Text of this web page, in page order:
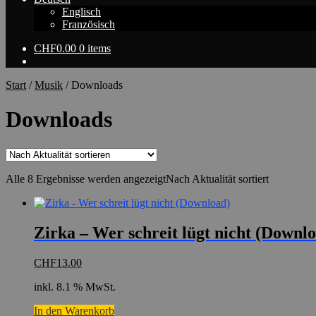
Englisch
Französisch
CHF0.00 0 items
Start /Musik /Downloads
Downloads
Alle 8 Ergebnisse werden angezeigtNach Aktualität sortiert
Zirka – Wer schreit lügt nicht
CHF13.00
inkl. 8.1 % MwSt.
In den Warenkorb